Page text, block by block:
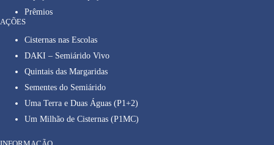
Prêmios
AÇÕES
Cisternas nas Escolas
DAKI – Semiárido Vivo
Quintais das Margaridas
Sementes do Semiárido
Uma Terra e Duas Águas (P1+2)
Um Milhão de Cisternas (P1MC)